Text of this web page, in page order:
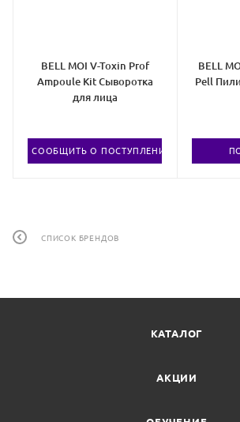
BELL MOI V-Toxin Prof
Ampoule Kit Сыворотка
для лица
СООБЩИТЬ О ПОСТУПЛЕНИИ ТОВАРА
BELL
Pell
СПИСОК БРЕНДОВ
КАТАЛОГ
АКЦИИ